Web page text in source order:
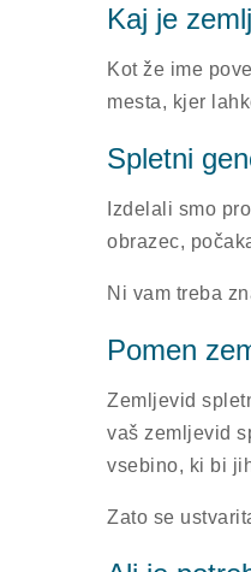
Kaj je
Kot že ime
mesta, kjer
Spletni
Izdelali smo
obrazec,
Ni vam treba
Pomen
Zemljevid
vaš zemljevid
vsebino, ki bi
Zato se